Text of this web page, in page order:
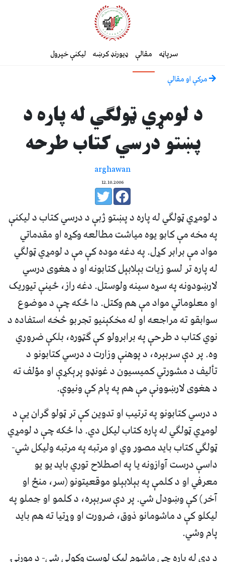
سرپاڼه مقالې ډیورنډ کرښه لیکنې خپرول
مرکې او مقالې
د لومړي ټولګي له پاره د
پښتو درسي کتاب طرحه
arghawan
12.10.2006
د لومړي ټولګي له پاره د پښتو ژبې د درسي کتاب د ليکنې
په مخه مې کابو يوه مياشت مطالعه وکړه او مقدماتي
مواد مې برابر کړل. په دغه موده کې مې د لومړي ټولګي
له پاره تر لسو زيات بېلابېل کتابونه او د هغوی درسي
لارښودونه په سړه سينه ولوستل. دغه راز، ځينې تيوريک
او معلوماتي مواد مې هم وکتل. دا ځکه چې د موضوع
سوابقو ته مراجعه او له مخکېنيو تجربو څخه استفاده د
نوي کتاب د طرحې په برابرولو کې ګټوره، بلکې ضروري
وه. پر دې سربېره، د پوهنې وزارت د درسي کتابونو د
تأليف د مشورتي کميسيون د غونډو پرېکړې او مؤلف ته
د هغوی لارښوونې مې هم په پام کې ونيوې.
د درسي کتابونو په ترتيب او تدوين کې تر ټولو ګران يې د
لومړي ټولګي له پاره کتاب ليکل دي. دا ځکه چې د لومړي
ټولګي کتاب بايد مصور وي او مرتبه په مرتبه وليکل شي-
داسې درست آوازونه يا په اصطلاح توري بايد يو يو
معرفي او د کلمې په بېلابېلو موقعيتونو (سر، منځ او
آخر) کې وښودل شي. پر دې سربېره، د کلمو او جملو په
ليکلو کې د ماشومانو ذوق، ضرورت او وړتيا ته هم بايد
پام وشي.
د دې له پاره چې ماشوم ليک لوست وکولی شي- د مورنۍ